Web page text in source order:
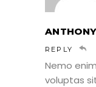
REPLY
Nemo
voluptas